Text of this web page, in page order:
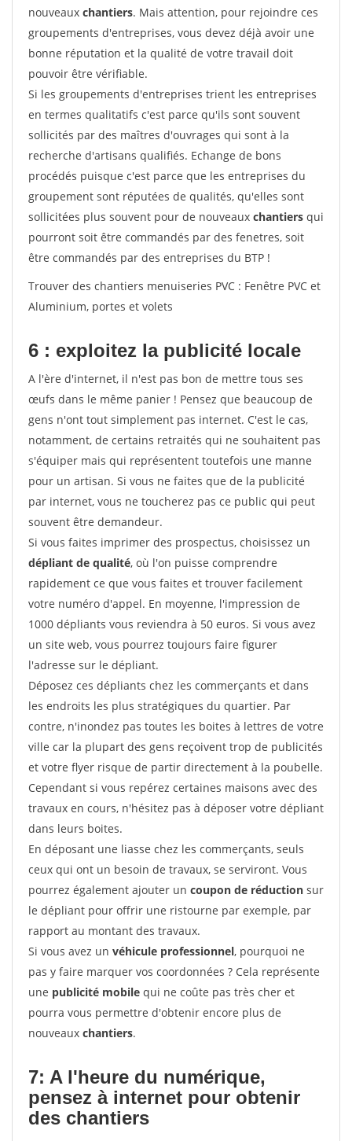
nouveaux chantiers. Mais attention, pour rejoindre ces
groupements d'entreprises, vous devez déjà avoir une
bonne réputation et la qualité de votre travail doit
pouvoir être vérifiable.
Si les groupements d'entreprises trient les entreprises
en termes qualitatifs c'est parce qu'ils sont souvent
sollicités par des maîtres d'ouvrages qui sont à la
recherche d'artisans qualifiés. Echange de bons
procédés puisque c'est parce que les entreprises du
groupement sont réputées de qualités, qu'elles sont
sollicitées plus souvent pour de nouveaux chantiers qui
pourront soit être commandés par des fenetres, soit
être commandés par des entreprises du BTP !
Trouver des chantiers menuiseries PVC : Fenêtre PVC et
Aluminium, portes et volets
6 : exploitez la publicité locale
A l'ère d'internet, il n'est pas bon de mettre tous ses
œufs dans le même panier ! Pensez que beaucoup de
gens n'ont tout simplement pas internet. C'est le cas,
notamment, de certains retraités qui ne souhaitent pas
s'équiper mais qui représentent toutefois une manne
pour un artisan. Si vous ne faites que de la publicité
par internet, vous ne toucherez pas ce public qui peut
souvent être demandeur.
Si vous faites imprimer des prospectus, choisissez un
dépliant de qualité, où l'on puisse comprendre
rapidement ce que vous faites et trouver facilement
votre numéro d'appel. En moyenne, l'impression de
1000 dépliants vous reviendra à 50 euros. Si vous avez
un site web, vous pourrez toujours faire figurer
l'adresse sur le dépliant.
Déposez ces dépliants chez les commerçants et dans
les endroits les plus stratégiques du quartier. Par
contre, n'inondez pas toutes les boites à lettres de votre
ville car la plupart des gens reçoivent trop de publicités
et votre flyer risque de partir directement à la poubelle.
Cependant si vous repérez certaines maisons avec des
travaux en cours, n'hésitez pas à déposer votre dépliant
dans leurs boites.
En déposant une liasse chez les commerçants, seuls
ceux qui ont un besoin de travaux, se serviront. Vous
pourrez également ajouter un coupon de réduction sur
le dépliant pour offrir une ristourne par exemple, par
rapport au montant des travaux.
Si vous avez un véhicule professionnel, pourquoi ne
pas y faire marquer vos coordonnées ? Cela représente
une publicité mobile qui ne coûte pas très cher et
pourra vous permettre d'obtenir encore plus de
nouveaux chantiers.
7: A l'heure du numérique,
pensez à internet pour obtenir
des chantiers